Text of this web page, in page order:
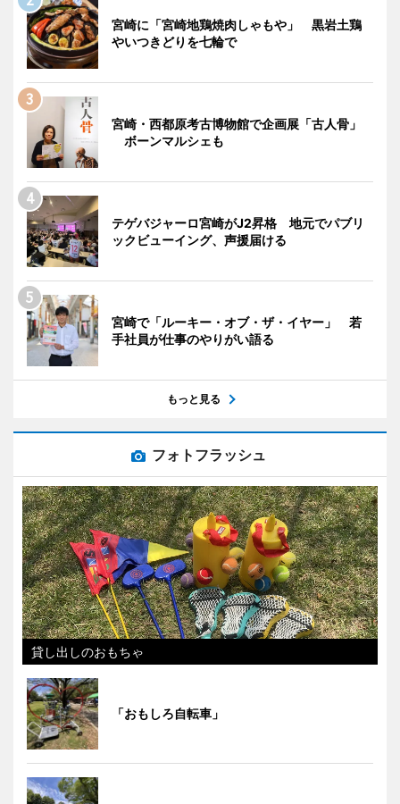
宮崎に「宮崎地鶏焼肉しゃもや」 黒岩土鶏
やいつきどりを七輪で
宮崎・西都原考古博物館で企画展「古人骨」
ボーンマルシェも
テゲバジャーロ宮崎がJ2昇格 地元でパブリ
ックビューイング、声援届ける
宮崎で「ルーキー・オブ・ザ・イヤー」 若
手社員が仕事のやりがい語る
もっと見る
フォトフラッシュ
貸し出しのおもちゃ
「おもしろ自転車」